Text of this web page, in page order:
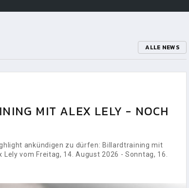
ALLE NEWS
MIT ALEX LELY - NOCH
ankündigen zu dürfen: Billardtraining mit
vom Freitag, 14. August 2026 - Sonntag, 16.